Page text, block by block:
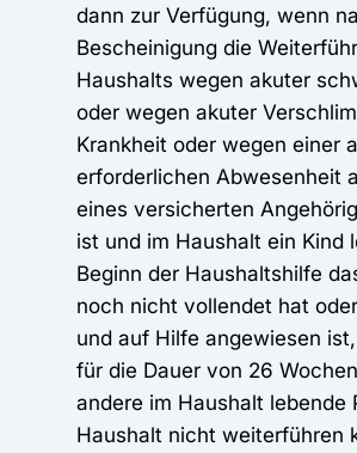
dann zur Verfügung, wenn
Bescheinigung die
Haushalts wegen akuter
oder wegen akuter
Krankheit oder wegen einer
erforderlichen Abwesenheit
eines versicherten
ist und im Haushalt ein Kind
Beginn der Haushaltshilfe
noch nicht vollendet hat
und auf Hilfe angewiesen
für die Dauer von 26
andere im Haushalt lebende
Haushalt nicht weiterführen